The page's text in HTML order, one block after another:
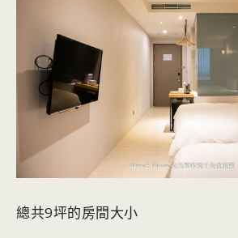
總共9坪的房間大小